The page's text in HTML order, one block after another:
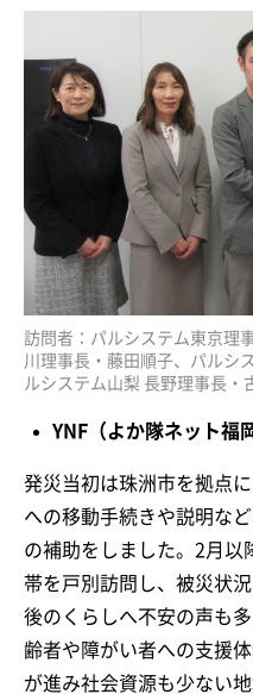
訪問者：パルシステム東京理
川理事長・藤田順子、パルシ
ルシステム山梨 長野理事長・
YNF（よか隊ネット福
発災当初は珠洲市を拠点
への移動手続きや説明な
の補助をしました。2月以
帯を戸別訪問し、被災状
後のくらしへ不安の声も
齢者や障がい者への支援
が進み社会資源も少ない